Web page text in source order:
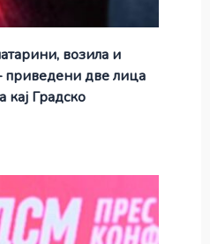
возила и
приведени две лица
кај Градско